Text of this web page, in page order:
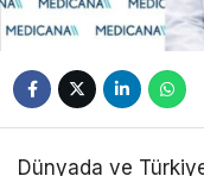
Dünyada ve